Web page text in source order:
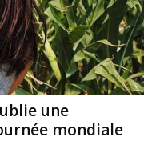
une
mondiale